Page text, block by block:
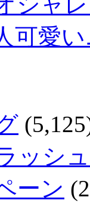
可愛
ッシ
ーン